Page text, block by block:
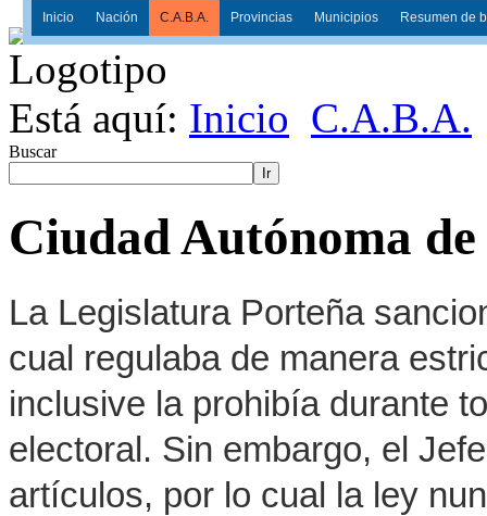
Inicio Nación C.A.B.A. Provincias Municipios Resumen de
Está aquí: Inicio C.A.B.A.
Buscar
Ir
Ciudad Autónoma
La Legislatura Porteña
cual regulaba de manera
inclusive la prohibía durante
electoral. Sin embargo, el
artículos, por lo cual la ley